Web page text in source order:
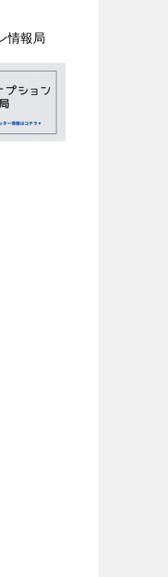
情報局